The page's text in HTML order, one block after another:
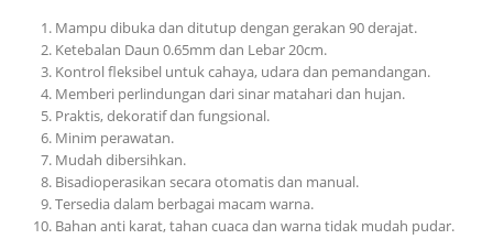
Mampu dibuka dan ditutup dengan gerakan 90 derajat.
Ketebalan Daun 0.65mm dan Lebar 20cm.
Kontrol fleksibel untuk cahaya, udara dan pemandangan.
Memberi perlindungan dari sinar matahari dan hujan.
Praktis, dekoratif dan fungsional.
Minim perawatan.
Mudah dibersihkan.
Bisadioperasikan secara otomatis dan manual.
Tersedia dalam berbagai macam warna.
Bahan anti karat, tahan cuaca dan warna tidak mudah pudar.